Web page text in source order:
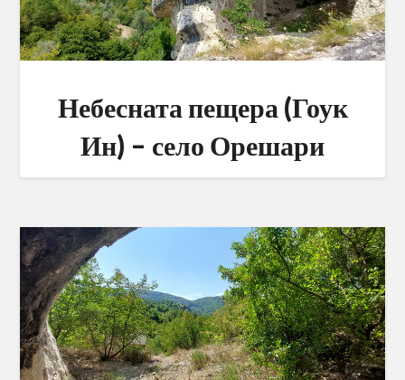
Небесната пещера (Гоук
Ин) – село Орешари